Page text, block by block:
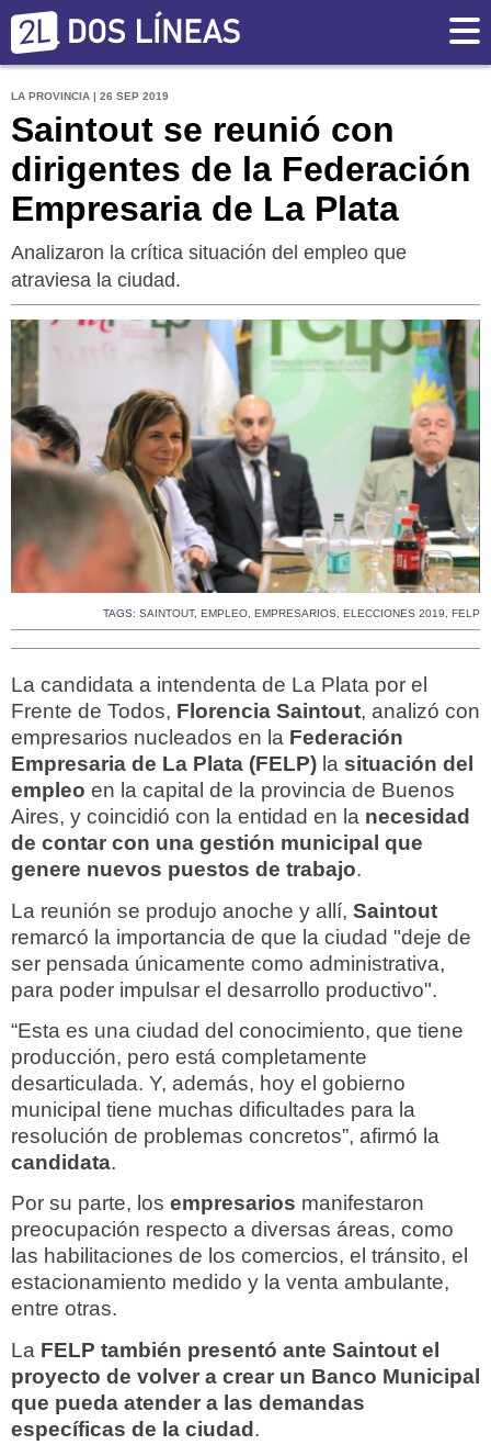
LA PROVINCIA | 26 SEP 2019
Saintout se reunió con
dirigentes de la Federación
Empresaria de La Plata
Analizaron la crítica situación del empleo que
atraviesa la ciudad.
TAGS: SAINTOUT, EMPLEO, EMPRESARIOS, ELECCIONES 2019, FELP
La candidata a intendenta de La Plata por el
Frente de Todos, Florencia Saintout, analizó con
empresarios nucleados en la Federación
Empresaria de La Plata (FELP) la situación del
empleo en la capital de la provincia de Buenos
Aires, y coincidió con la entidad en la necesidad
de contar con una gestión municipal que
genere nuevos puestos de trabajo.
La reunión se produjo anoche y allí, Saintout
remarcó la importancia de que la ciudad "deje de
ser pensada únicamente como administrativa,
para poder impulsar el desarrollo productivo".
“Esta es una ciudad del conocimiento, que tiene
producción, pero está completamente
desarticulada. Y, además, hoy el gobierno
municipal tiene muchas dificultades para la
resolución de problemas concretos”, afirmó la
candidata.
Por su parte, los empresarios manifestaron
preocupación respecto a diversas áreas, como
las habilitaciones de los comercios, el tránsito, el
estacionamiento medido y la venta ambulante,
entre otras.
La FELP también presentó ante Saintout el
proyecto de volver a crear un Banco Municipal
que pueda atender a las demandas
específicas de la ciudad.